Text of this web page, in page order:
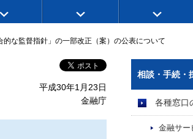
Machine translation
な監督指針」の一部改正（案）の公表について
平成30年1月23日
金融庁
相談・手続・
各種窓口
金融サー